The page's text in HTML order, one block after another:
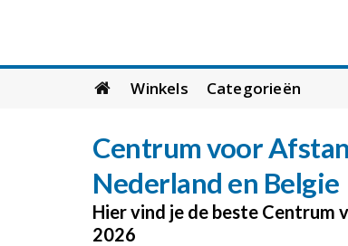
Skip
to
Winkels Categorieën
Centrum voor
Nederland en Belgie
Hier vind je de beste Centrum
2026